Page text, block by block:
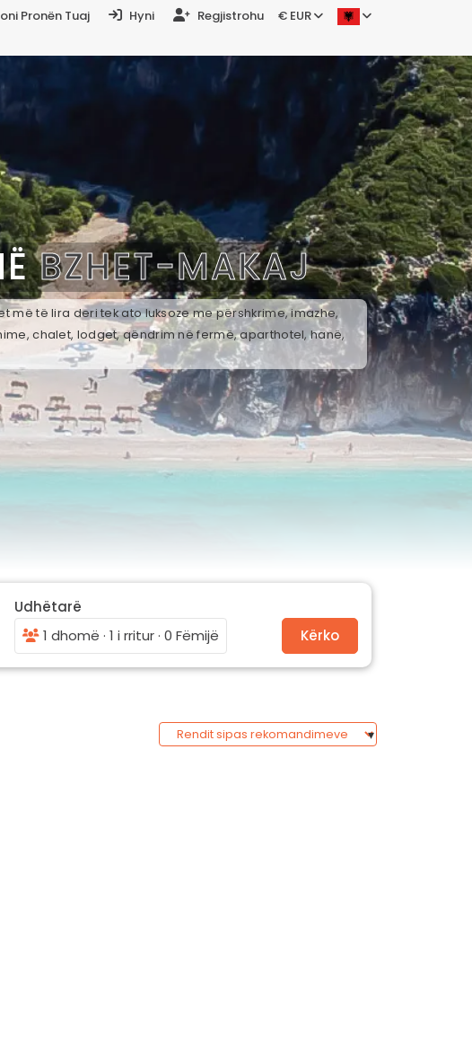
Pronën Tuaj Hyni Regjistrohu € EUR
BZHET-MAKAJ
më të lira deri tek ato luksoze me përshkrime, imazhe,
chalet, lodget, qëndrim në fermë, aparthotel, hanë,
Udhëtarë
1 dhomë · 1 i rritur · 0 Fëmijë
Kërko